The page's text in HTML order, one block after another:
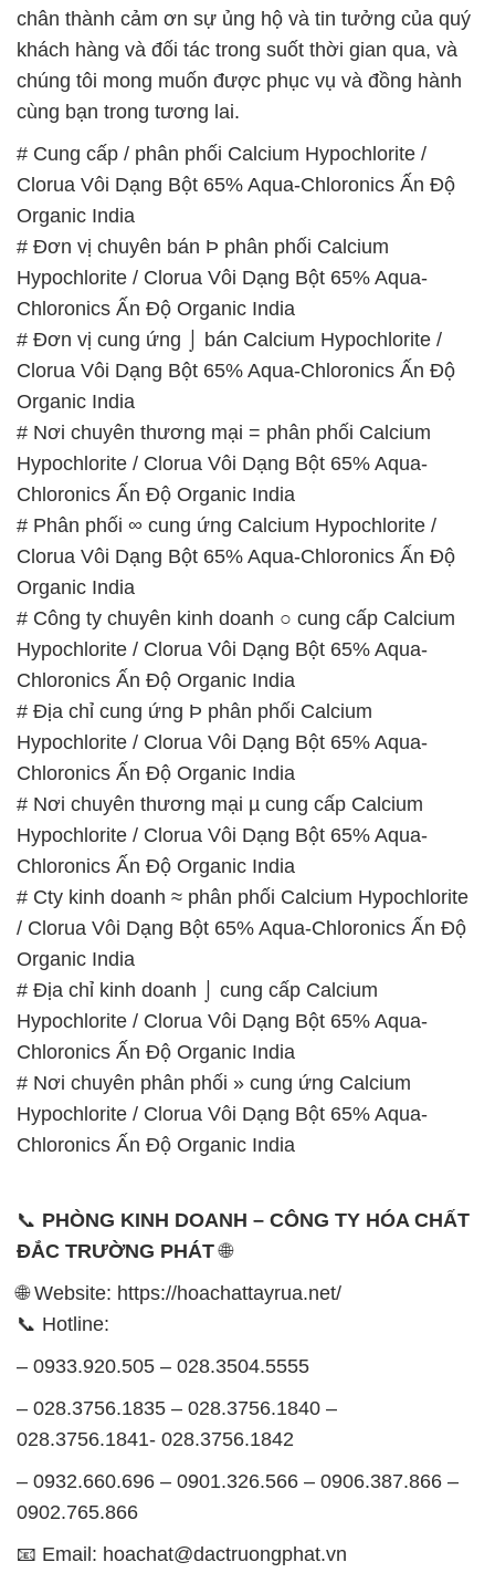
chân thành cảm ơn sự ủng hộ và tin tưởng của quý
khách hàng và đối tác trong suốt thời gian qua, và
chúng tôi mong muốn được phục vụ và đồng hành
cùng bạn trong tương lai.
# Cung cấp / phân phối Calcium Hypochlorite /
Clorua Vôi Dạng Bột 65% Aqua-Chloronics Ấn Độ
Organic India
# Đơn vị chuyên bán Þ phân phối Calcium
Hypochlorite / Clorua Vôi Dạng Bột 65% Aqua-
Chloronics Ấn Độ Organic India
# Đơn vị cung ứng ⌡ bán Calcium Hypochlorite /
Clorua Vôi Dạng Bột 65% Aqua-Chloronics Ấn Độ
Organic India
# Nơi chuyên thương mại = phân phối Calcium
Hypochlorite / Clorua Vôi Dạng Bột 65% Aqua-
Chloronics Ấn Độ Organic India
# Phân phối ∞ cung ứng Calcium Hypochlorite /
Clorua Vôi Dạng Bột 65% Aqua-Chloronics Ấn Độ
Organic India
# Công ty chuyên kinh doanh ○ cung cấp Calcium
Hypochlorite / Clorua Vôi Dạng Bột 65% Aqua-
Chloronics Ấn Độ Organic India
# Địa chỉ cung ứng Þ phân phối Calcium
Hypochlorite / Clorua Vôi Dạng Bột 65% Aqua-
Chloronics Ấn Độ Organic India
# Nơi chuyên thương mại µ cung cấp Calcium
Hypochlorite / Clorua Vôi Dạng Bột 65% Aqua-
Chloronics Ấn Độ Organic India
# Cty kinh doanh ≈ phân phối Calcium Hypochlorite
/ Clorua Vôi Dạng Bột 65% Aqua-Chloronics Ấn Độ
Organic India
# Địa chỉ kinh doanh ⌡ cung cấp Calcium
Hypochlorite / Clorua Vôi Dạng Bột 65% Aqua-
Chloronics Ấn Độ Organic India
# Nơi chuyên phân phối » cung ứng Calcium
Hypochlorite / Clorua Vôi Dạng Bột 65% Aqua-
Chloronics Ấn Độ Organic India
📞 PHÒNG KINH DOANH – CÔNG TY HÓA CHẤT
ĐẮC TRƯỜNG PHÁT🌐
🌐 Website: https://hoachattayrua.net/
📞 Hotline:
– 0933.920.505 – 028.3504.5555
– 028.3756.1835 – 028.3756.1840 –
028.3756.1841- 028.3756.1842
– 0932.660.696 – 0901.326.566 – 0906.387.866 –
0902.765.866
📧 Email: hoachat@dactruongphat.vn